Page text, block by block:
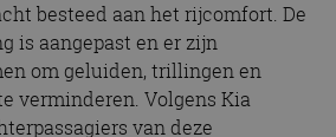
besteed aan het rijcomfort. De
is aangepast en er zijn
om geluiden, trillingen en
verminderen. Volgens Kia
van deze